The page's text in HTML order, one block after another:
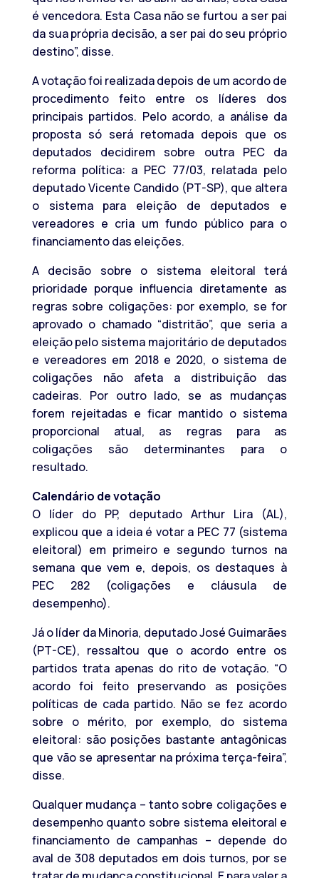
é vencedora. Esta Casa não se furtou a ser pai
da sua própria decisão, a ser pai do seu próprio
destino”, disse.
A votação foi realizada depois de um acordo de
procedimento feito entre os líderes dos
principais partidos. Pelo acordo, a análise da
proposta só será retomada depois que os
deputados decidirem sobre outra PEC da
reforma política: a PEC 77/03, relatada pelo
deputado Vicente Candido (PT-SP), que altera
o sistema para eleição de deputados e
vereadores e cria um fundo público para o
financiamento das eleições.
A decisão sobre o sistema eleitoral terá
prioridade porque influencia diretamente as
regras sobre coligações: por exemplo, se for
aprovado o chamado “distritão”, que seria a
eleição pelo sistema majoritário de deputados
e vereadores em 2018 e 2020, o sistema de
coligações não afeta a distribuição das
cadeiras. Por outro lado, se as mudanças
forem rejeitadas e ficar mantido o sistema
proporcional atual, as regras para as
coligações são determinantes para o
resultado.
Calendário de votação
O líder do PP, deputado Arthur Lira (AL),
explicou que a ideia é votar a PEC 77 (sistema
eleitoral) em primeiro e segundo turnos na
semana que vem e, depois, os destaques à
PEC 282 (coligações e cláusula de
desempenho).
Já o líder da Minoria, deputado José Guimarães
(PT-CE), ressaltou que o acordo entre os
partidos trata apenas do rito de votação. “O
acordo foi feito preservando as posições
políticas de cada partido. Não se fez acordo
sobre o mérito, por exemplo, do sistema
eleitoral: são posições bastante antagônicas
que vão se apresentar na próxima terça-feira”,
disse.
Qualquer mudança – tanto sobre coligações e
desempenho quanto sobre sistema eleitoral e
financiamento de campanhas – depende do
aval de 308 deputados em dois turnos, por se